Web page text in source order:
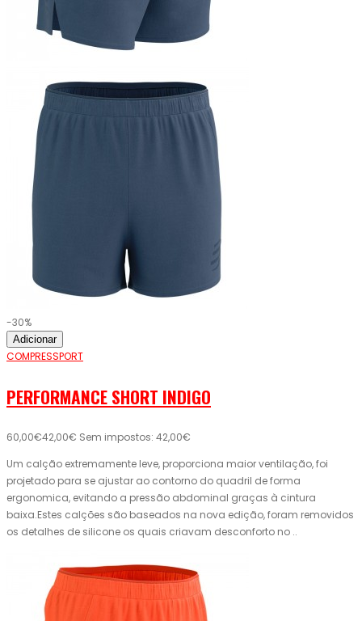
-30%
Adicionar
COMPRESSPORT
PERFORMANCE SHORT INDIGO
60,00€42,00€ Sem impostos: 42,00€
Um calção extremamente leve, proporciona maior ventilação, foi
projetado para se ajustar ao contorno do quadril de forma
ergonomica, evitando a pressão abdominal graças à cintura
baixa.Estes calções são baseados na nova edição, foram removidos
os detalhes de silicone os quais criavam desconforto no ..